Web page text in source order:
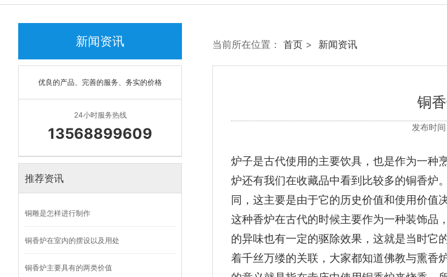
当前所在位置： 首页 > 新闻资讯
铜
发布时
炉子是古代使用的主要饮具，也是作为一种
炉还有我们在收藏品中看到比较多的铜香炉
同，这主要是由于它的历史价值和使用价值
这种香炉在古代的时候主要作为一种装饰品
的异味也有一定的驱除效果，这就是当时它
着千丝万缕的关联，大家都知道佛教与熏香
新闻资讯
优良的产品、完善的服务、务实的价格
24小时服务热线
13568899609
推荐资讯
铜雕是怎样进行制作
铜香炉在室内的摆设以及用处
铜香炉主要具有的两类价值